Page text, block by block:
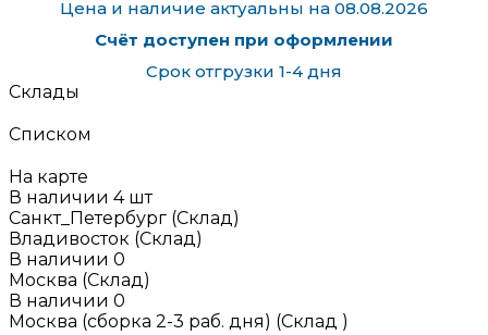
Цена и наличие актуальны на 08.08.2026
Счёт доступен при оформлении
Срок отгрузки 1-4 дня
Склады
Списком
На карте
В наличии 4 шт
Санкт_Петербург (Склад)
Владивосток (Склад)
В наличии 0
Москва (Склад)
В наличии 0
Москва (сборка 2-3 раб. дня) (Склад )